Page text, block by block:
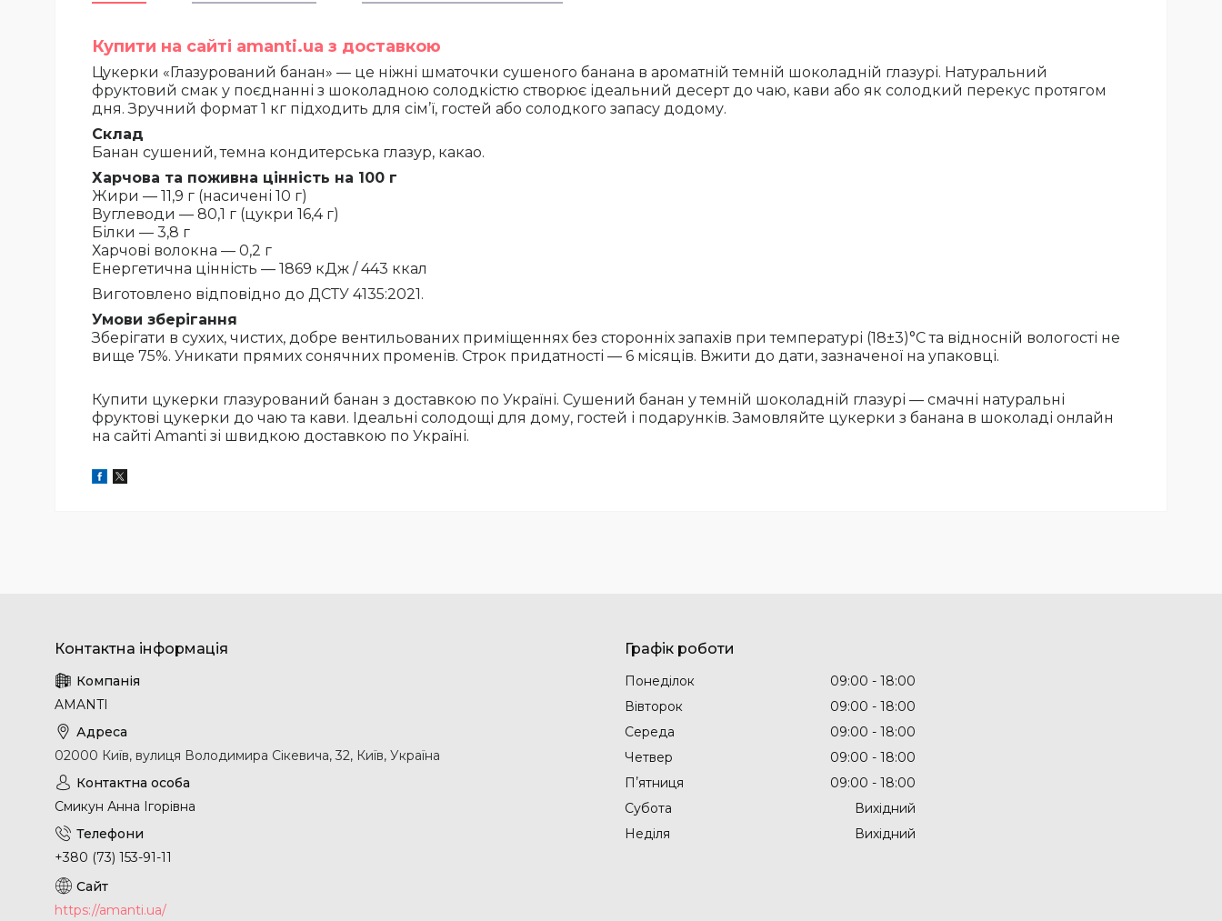
Купити на сайті amanti.ua з доставкою
Цукерки «Глазурований банан» — це ніжні шматочки сушеного банана в ароматній темній шоколадній глазурі. Натуральний
фруктовий смак у поєднанні з шоколадною солодкістю створює ідеальний десерт до чаю, кави або як солодкий перекус протягом
дня. Зручний формат 1 кг підходить для сім’ї, гостей або солодкого запасу додому.
Склад
Банан сушений, темна кондитерська глазур, какао.
Харчова та поживна цінність на 100 г
Жири — 11,9 г (насичені 10 г)
Вуглеводи — 80,1 г (цукри 16,4 г)
Білки — 3,8 г
Харчові волокна — 0,2 г
Енергетична цінність — 1869 кДж / 443 ккал
Виготовлено відповідно до ДСТУ 4135:2021.
Умови зберігання
Зберігати в сухих, чистих, добре вентильованих приміщеннях без сторонніх запахів при температурі (18±3)°С та відносній вологості не
вище 75%. Уникати прямих сонячних променів. Строк придатності — 6 місяців. Вжити до дати, зазначеної на упаковці.
Купити цукерки глазурований банан з доставкою по Україні. Сушений банан у темній шоколадній глазурі — смачні натуральні
фруктові цукерки до чаю та кави. Ідеальні солодощі для дому, гостей і подарунків. Замовляйте цукерки з банана в шоколаді онлайн
на сайті Amanti зі швидкою доставкою по Україні.
AMANTI
02000 Київ, вулиця Володимира Сікевича, 32, Київ, Україна
Смикун Анна Ігорівна
+380 (73) 153-91-11
https://amanti.ua/
Графік роботи
Понеділок 09:00
18:00
Вівторок
09:00
18:00
Середа
09:00
18:00
Четвер
09:00
18:00
Пʼятниця
09:00
18:00
Субота
Вихідний
Неділя
Вихідний